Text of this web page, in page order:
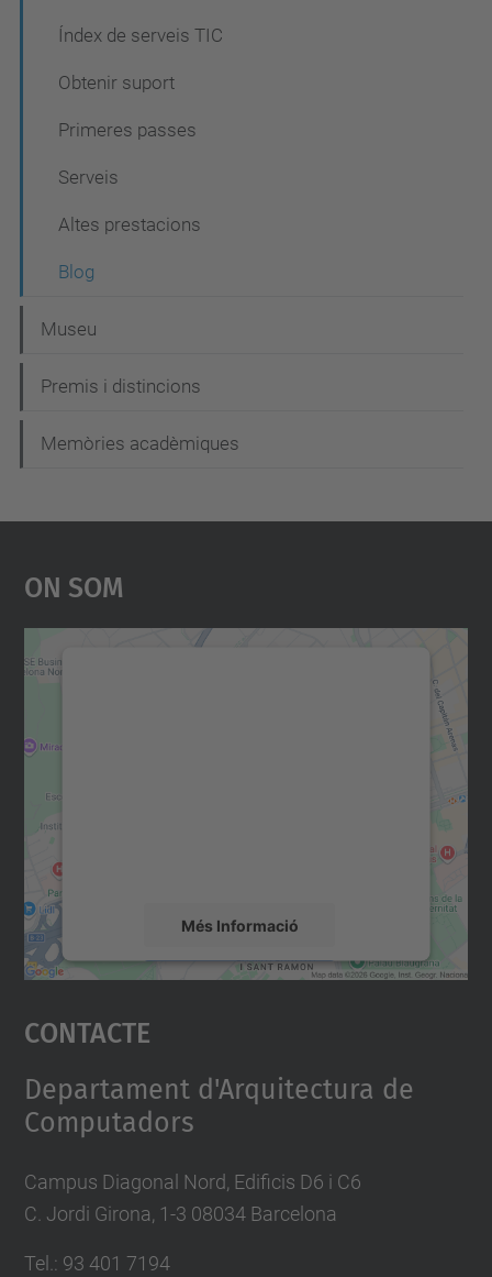
Índex de serveis TIC
Obtenir suport
Primeres passes
Serveis
Altes prestacions
Blog
Museu
Premis i distincions
Memòries acadèmiques
On Som
Més Informació
Accepta
powered by
Contacte
Departament d'Arquitectura de
Computadors
Campus Diagonal Nord, Edificis D6 i C6
C. Jordi Girona, 1-3 08034 Barcelona
Tel.: 93 401 7194